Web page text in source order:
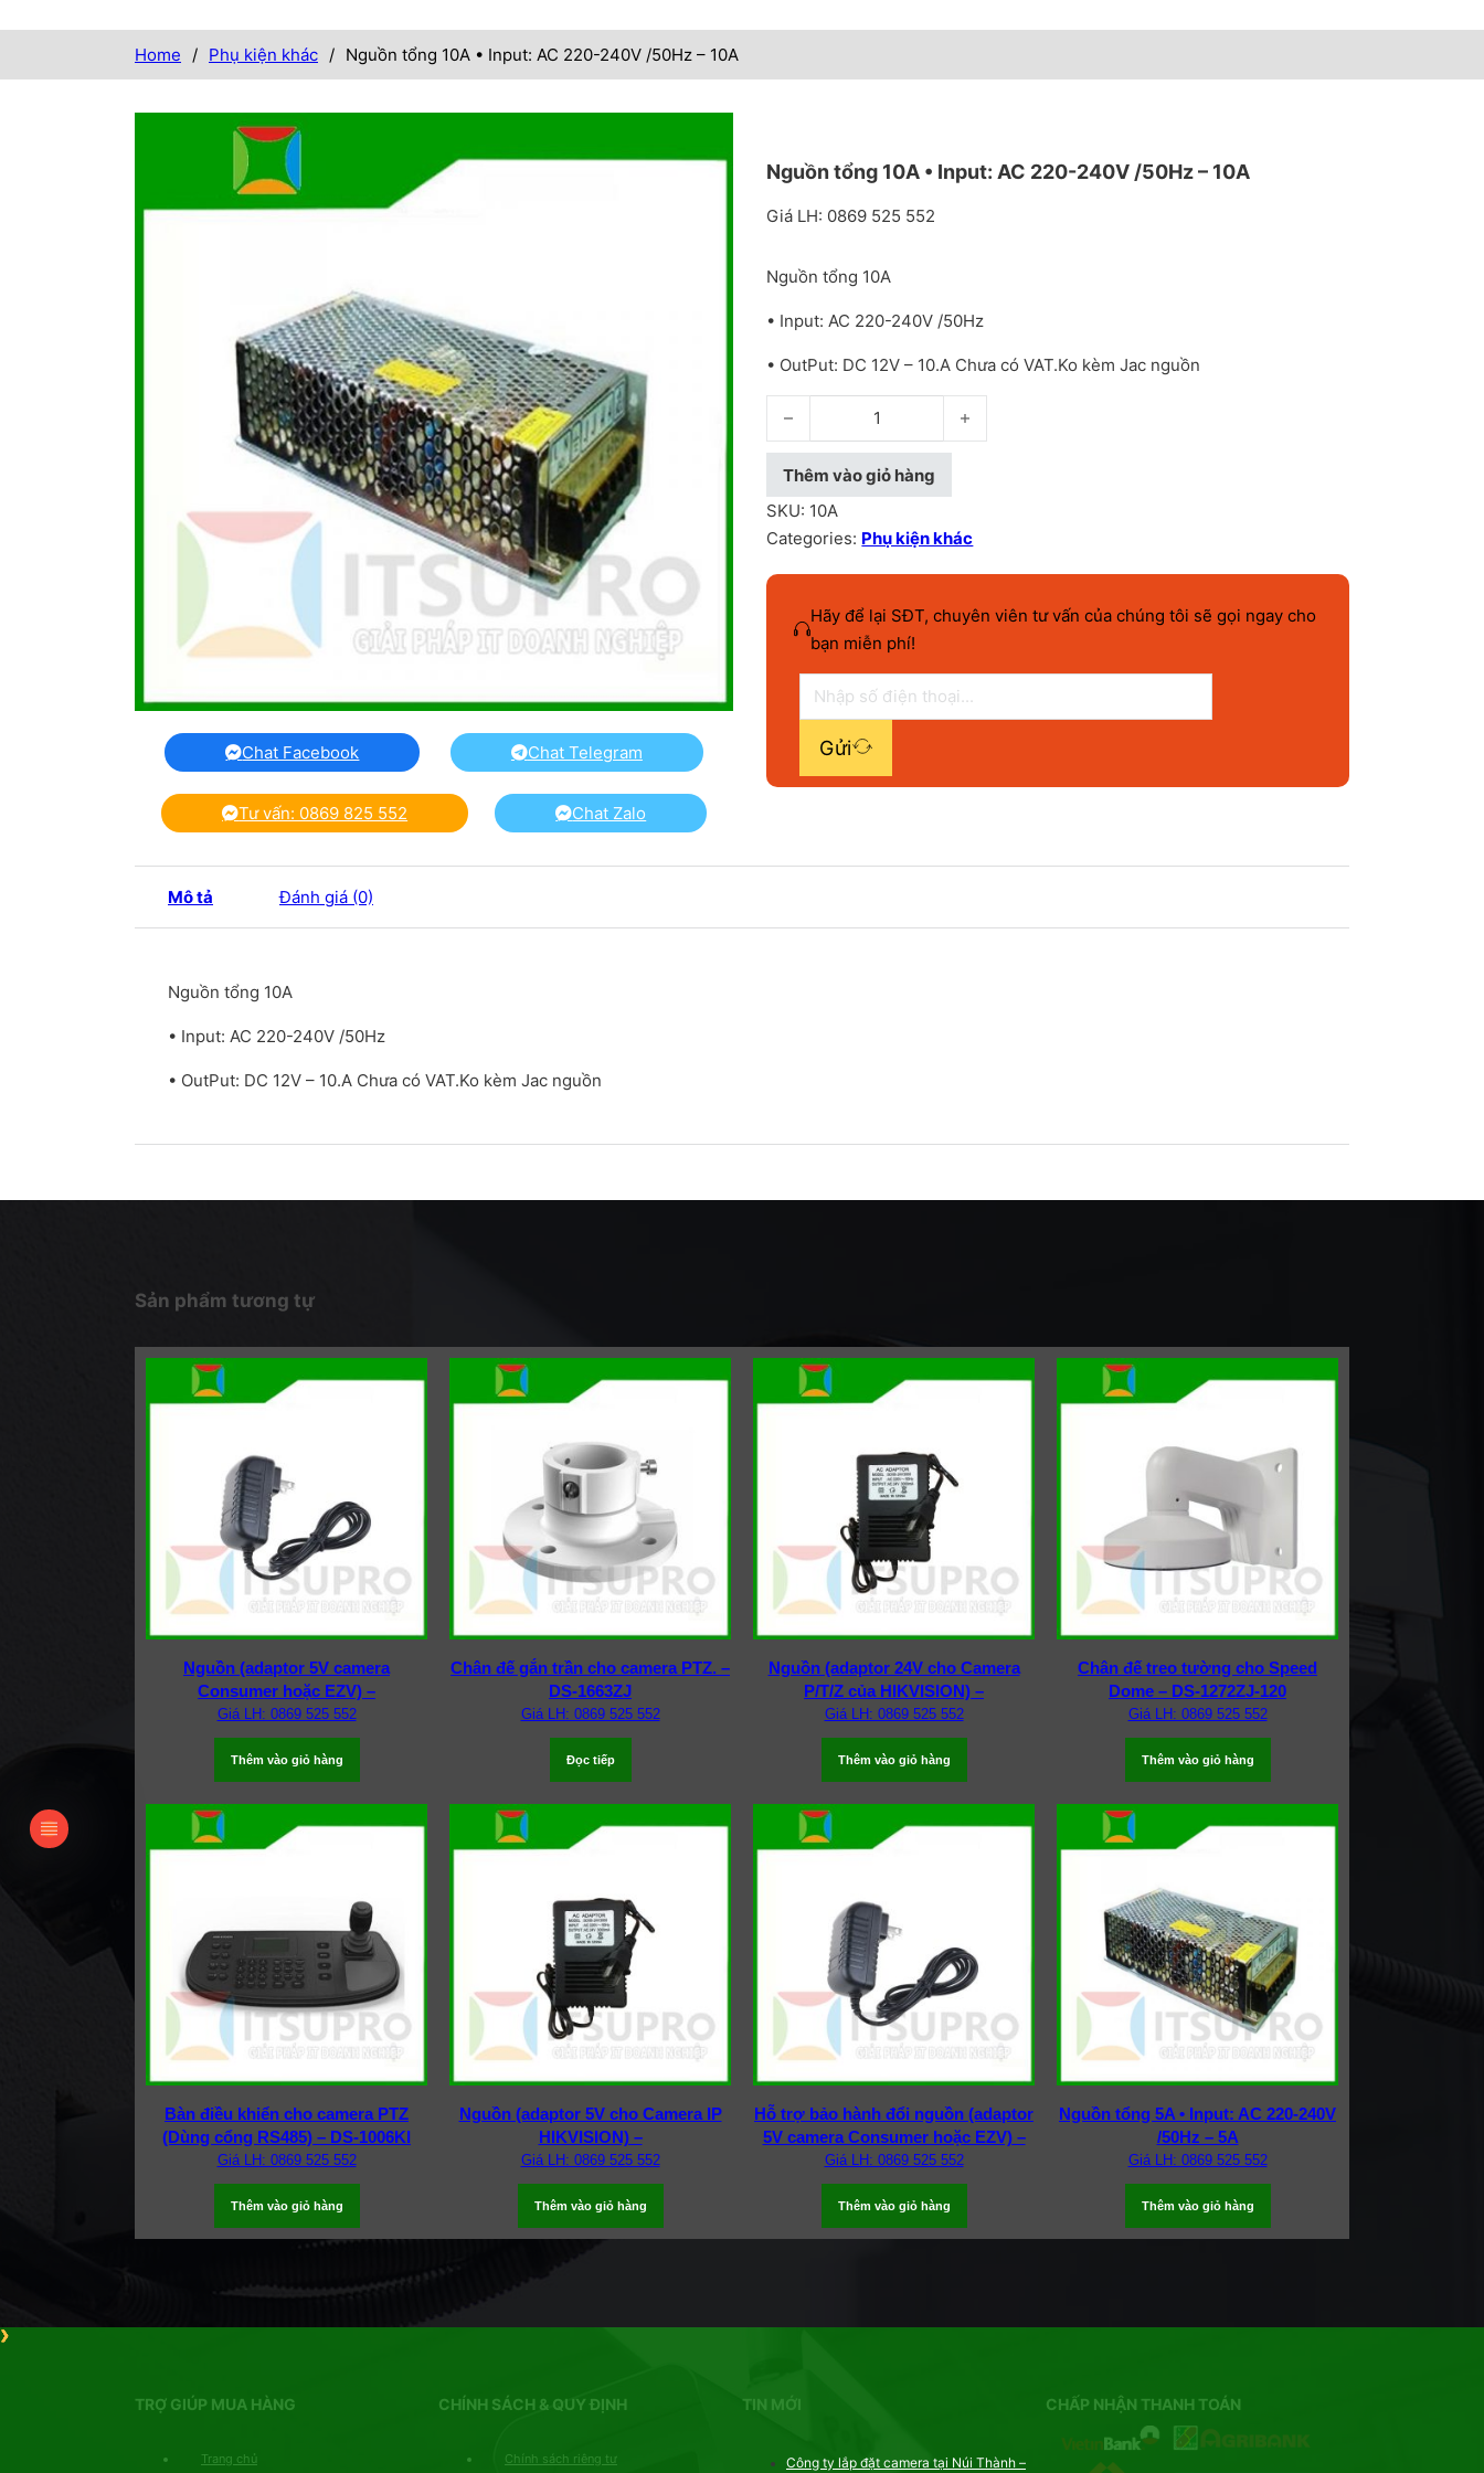
Home / Phụ kiện khác / Nguồn tổng 10A • Input: AC 220-240V /50Hz – 10A
Chat Facebook Chat Telegram
Tư vấn: 0869 825 552 Chat Zalo
Nguồn tổng 10A • Input: AC 220-240V /50Hz – 10A
Giá LH: 0869 525 552
Nguồn tổng 10A
• Input: AC 220-240V /50Hz
• OutPut: DC 12V – 10.A Chưa có VAT.Ko kèm Jac nguồn
Nguồn tổng 10A • Input: AC 220-240V /50Hz - 10A số lượng
Thêm vào giỏ hàng
SKU: 10A
Categories: Phụ kiện khác
Hãy để lại SĐT, chuyên viên tư vấn của chúng tôi sẽ gọi ngay cho
bạn miễn phí!
Gửi
Mô tả Đánh giá (0)
Nguồn tổng 10A
• Input: AC 220-240V /50Hz
• OutPut: DC 12V – 10.A Chưa có VAT.Ko kèm Jac nguồn
Sản phẩm tương tự
Nguồn (adaptor 5V camera
Consumer hoặc EZV) –
Giá LH: 0869 525 552
Thêm vào giỏ hàng
Chân đế gắn trần cho camera PTZ. –
DS-1663ZJ
Giá LH: 0869 525 552
Đọc tiếp
Nguồn (adaptor 24V cho Camera
P/T/Z của HIKVISION) –
Giá LH: 0869 525 552
Thêm vào giỏ hàng
Chân đế treo tường cho Speed
Dome – DS-1272ZJ-120
Giá LH: 0869 525 552
Thêm vào giỏ hàng
Bàn điều khiển cho camera PTZ
(Dùng cổng RS485) – DS-1006KI
Giá LH: 0869 525 552
Thêm vào giỏ hàng
Nguồn (adaptor 5V cho Camera IP
HIKVISION) –
Giá LH: 0869 525 552
Thêm vào giỏ hàng
Hỗ trợ bảo hành đổi nguồn (adaptor
5V camera Consumer hoặc EZV) –
Giá LH: 0869 525 552
Thêm vào giỏ hàng
Nguồn tổng 5A • Input: AC 220-240V
/50Hz – 5A
Giá LH: 0869 525 552
Thêm vào giỏ hàng
TRỢ GIÚP MUA HÀNG
Trang chủ
CHÍNH SÁCH & QUY ĐỊNH
Chính sách riêng tư
TIN MỚI
Công ty lắp đặt camera tại Núi Thành –
CHẤP NHẬN THANH TOÁN